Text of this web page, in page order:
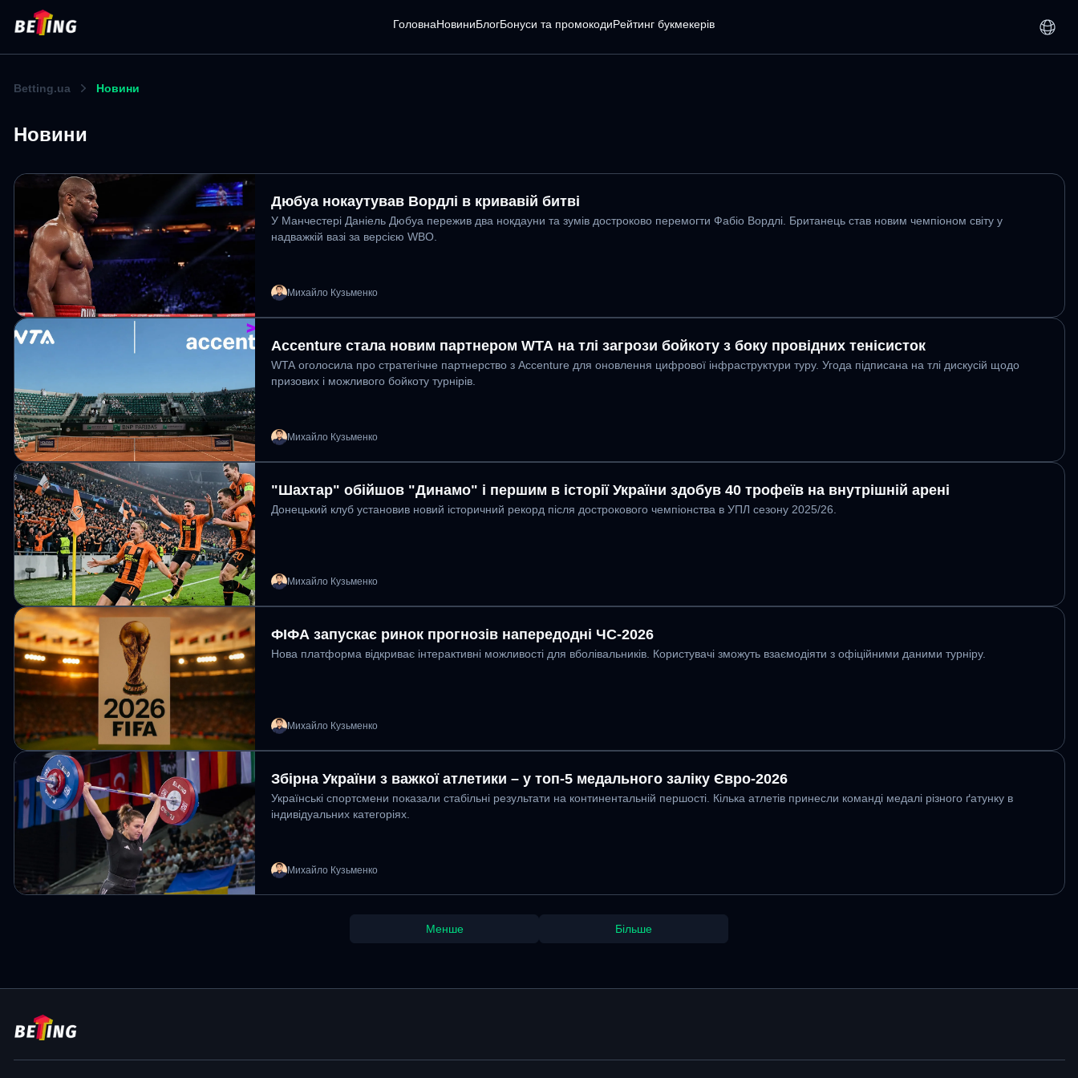
ГоловнаНовиниБлогБонуси та промокодиPейтинг букмекерів
Betting.ua Новини
Новини
Дюбуа нокаутував Вордлі в кривавій битві
У Манчестері Даніель Дюбуа пережив два нокдауни та зумів достроково перемогти Фабіо Вордлі. Британець став новим чемпіоном світу у
надважкій вазі за версією WBO.
Михайло Кузьменко
Accenture стала новим партнером WTA на тлі загрози бойкоту з боку провідних тенісисток
WTA оголосила про стратегічне партнерство з Accenture для оновлення цифрової інфраструктури туру. Угода підписана на тлі дискусій щодо
призових і можливого бойкоту турнірів.
Михайло Кузьменко
"Шахтар" обійшов "Динамо" і першим в історії України здобув 40 трофеїв на внутрішній арені
Донецький клуб установив новий історичний рекорд після дострокового чемпіонства в УПЛ сезону 2025/26.
Михайло Кузьменко
ФІФА запускає ринок прогнозів напередодні ЧС-2026
Нова платформа відкриває інтерактивні можливості для вболівальників. Користувачі зможуть взаємодіяти з офіційними даними турніру.
Михайло Кузьменко
Збірна України з важкої атлетики – у топ-5 медального заліку Євро-2026
Українські спортсмени показали стабільні результати на континентальній першості. Кілька атлетів принесли команді медалі різного ґатунку в
індивідуальних категоріях.
Михайло Кузьменко
Менше Більше